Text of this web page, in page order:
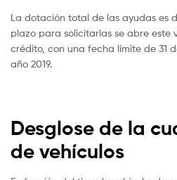
La dotación total de las ayudas es
plazo para solicitarlas se abre este
crédito, con una fecha límite de 31
año 2019.
Desglose de la
de vehículos